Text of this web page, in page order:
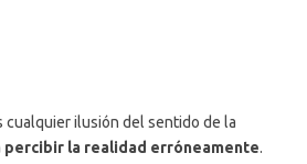
cualquier ilusión del sentido de la
percibir la realidad erróneamente.